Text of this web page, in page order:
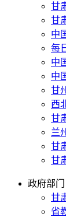
甘
甘
中
每
中
中
甘
西
甘
兰
甘
甘
政府部门
甘
省